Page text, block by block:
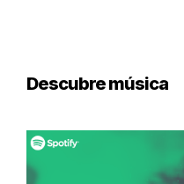
Descubre música